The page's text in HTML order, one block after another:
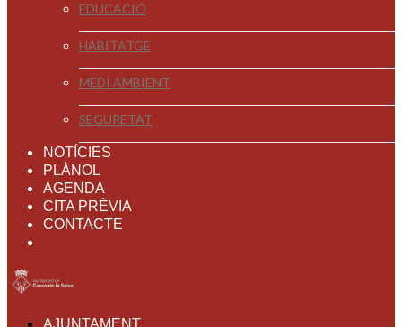
EDUCACIÓ
HABITATGE
MEDI AMBIENT
SEGURETAT
NOTÍCIES
PLÀNOL
AGENDA
CITA PRÈVIA
CONTACTE
AJUNTAMENT